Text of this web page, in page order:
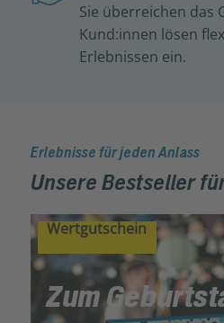
Sie überreichen das
Kund:innen lösen
Erlebnissen ein.
Erlebnisse für jeden Anlass
Unsere Bestseller
Wertgutschein
Zum